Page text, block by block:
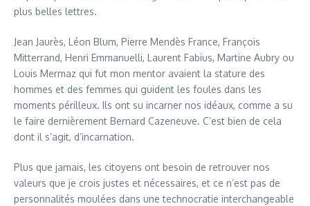
plus belles lettres.
Jean Jaurès, Léon Blum, Pierre Mendès France, François
Mitterrand, Henri Emmanuelli, Laurent Fabius, Martine Aubry ou
Louis Mermaz qui fut mon mentor avaient la stature des
hommes et des femmes qui guident les foules dans les
moments périlleux. Ils ont su incarner nos idéaux, comme a su
le faire dernièrement Bernard Cazeneuve. C’est bien de cela
dont il s’agit, d’incarnation.
Plus que jamais, les citoyens ont besoin de retrouver nos
valeurs que je crois justes et nécessaires, et ce n’est pas de
personnalités moulées dans une technocratie interchangeable